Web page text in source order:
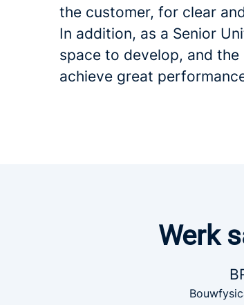
the customer, for clear
In addition, as a Senior
space to develop, and
achieve great
Werk